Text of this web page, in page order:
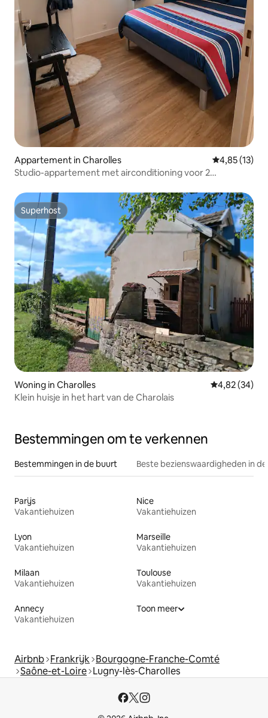
Appartement in Charolles Gemiddelde
4,85 (13)
Studio-appartement met airconditioning voor 2
Superhost
Superhost
Woning in Charolles Gemiddelde
4,82 (34)
Klein huisje in het hart van de Charolais
Bestemmingen om te verkennen
Bestemmingen in de buurt Beste bezienswaardigheden in
Parijs
Vakantiehuizen
Nice
Vakantiehuizen
Lyon
Vakantiehuizen
Marseille
Vakantiehuizen
Milaan
Vakantiehuizen
Toulouse
Vakantiehuizen
Annecy
Vakantiehuizen
Toon meer
Airbnb Frankrijk Bourgogne-Franche-Comté
Saône-et-Loire Lugny-lès-Charolles